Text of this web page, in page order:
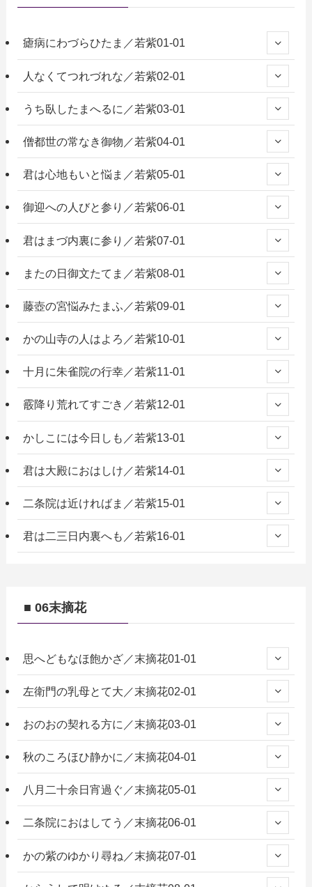
瘧病にわづらひたま／若紫01-01
人なくてつれづれな／若紫02-01
うち臥したまへるに／若紫03-01
僧都世の常なき御物／若紫04-01
君は心地もいと悩ま／若紫05-01
御迎への人びと参り／若紫06-01
君はまづ内裏に参り／若紫07-01
またの日御文たてま／若紫08-01
藤壺の宮悩みたまふ／若紫09-01
かの山寺の人はよろ／若紫10-01
十月に朱雀院の行幸／若紫11-01
霰降り荒れてすごき／若紫12-01
かしこには今日しも／若紫13-01
君は大殿におはしけ／若紫14-01
二条院は近ければま／若紫15-01
君は二三日内裏へも／若紫16-01
■ 06末摘花
思へどもなほ飽かざ／末摘花01-01
左衛門の乳母とて大／末摘花02-01
おのおの契れる方に／末摘花03-01
秋のころほひ静かに／末摘花04-01
八月二十余日宵過ぐ／末摘花05-01
二条院におはしてう／末摘花06-01
かの紫のゆかり尋ね／末摘花07-01